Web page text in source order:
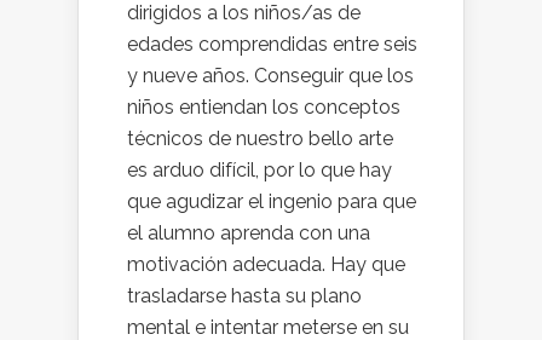
dirigidos a los niños/as de
edades comprendidas entre seis
y nueve años. Conseguir que los
niños entiendan los conceptos
técnicos de nuestro bello arte
es arduo difícil, por lo que hay
que agudizar el ingenio para que
el alumno aprenda con una
motivación adecuada. Hay que
trasladarse hasta su plano
mental e intentar meterse en su